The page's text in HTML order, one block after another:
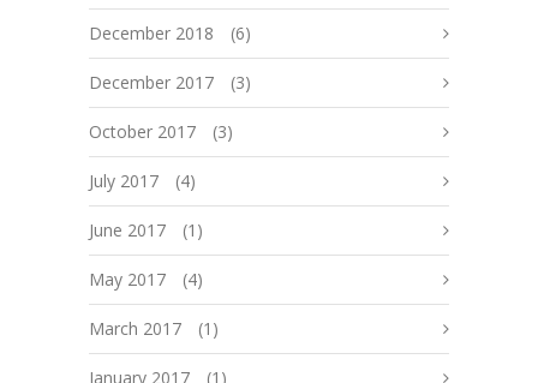
December 2018 (6)
December 2017 (3)
October 2017 (3)
July 2017 (4)
June 2017 (1)
May 2017 (4)
March 2017 (1)
January 2017 (1)